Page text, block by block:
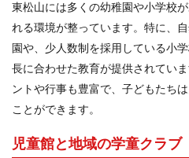
東松山には多くの幼稚園や小学校
れる環境が整っています。特に、
園や、少人数制を採用している小
長に合わせた教育が提供されてい
ントや行事も豊富で、子どもたち
ことができます。
児童館と地域の学童クラブ